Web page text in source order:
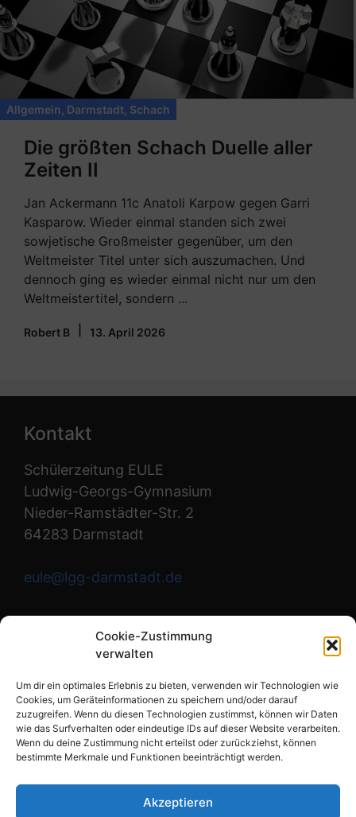
Cookie-Zustimmung
verwalten
Um dir ein optimales Erlebnis zu bieten, verwenden wir Technologien wie
Cookies, um Geräteinformationen zu speichern und/oder darauf
zuzugreifen. Wenn du diesen Technologien zustimmst, können wir Daten
wie das Surfverhalten oder eindeutige IDs auf dieser Website verarbeiten.
Wenn du deine Zustimmung nicht erteilst oder zurückziehst, können
bestimmte Merkmale und Funktionen beeinträchtigt werden.
Akzeptieren
Allgemein Darmstadt Schach
Die größten Schach Duelle aller
Zeiten II
Jan Ackermann 11c Anatoli Karpow gegen Garri
Kasparow. Wieder einmal standen sich zwei
sowjetische Großmeister gegenüber, um den
Weltmeister Titel unter sich auszumachen. Und
dennoch ging es wieder einmal nicht nur um den
Weltmeistertitel, sondern ...
Robert B 13. April 2026
Kontakt
Schülerzeitung EULE
Ludwig-Georgs-Gymnasium
Nieder-Ramstädter-Str. 2
64283 Darmstadt
eule@lgg-darmstadt.de
Wir sind die Redaktion.
Instagram
Links
Datenschutzerklärung